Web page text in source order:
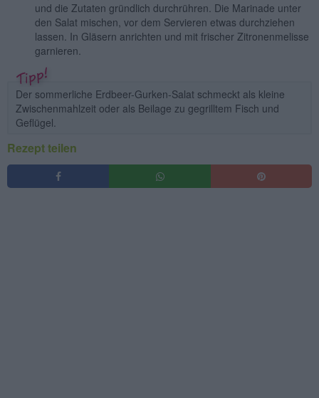
und die Zutaten gründlich durchrühren. Die Marinade unter
den Salat mischen, vor dem Servieren etwas durchziehen
lassen. In Gläsern anrichten und mit frischer Zitronenmelisse
garnieren.
Der sommerliche Erdbeer-Gurken-Salat schmeckt als kleine
Zwischenmahlzeit oder als Beilage zu gegrilltem Fisch und
Geflügel.
Rezept teilen